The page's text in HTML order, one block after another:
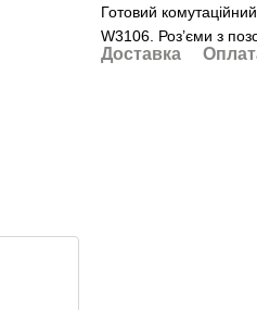
Готовий
W3106. Роз’єми з
Доставка